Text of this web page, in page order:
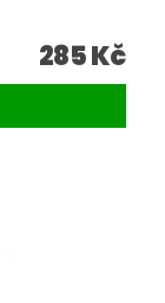
285 Kč